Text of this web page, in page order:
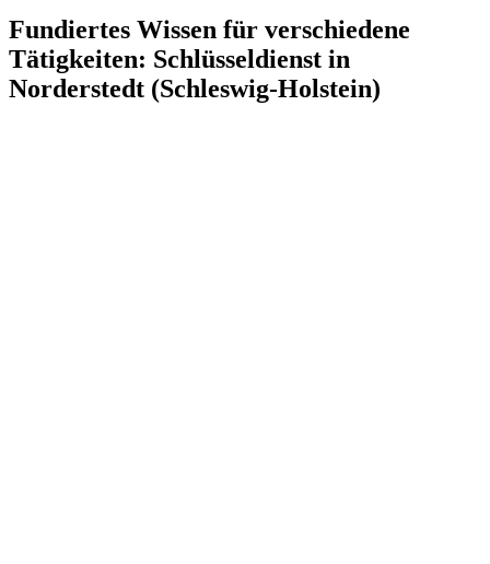
Fundiertes Wissen für verschiedene
Tätigkeiten: Schlüsseldienst in
Norderstedt (Schleswig-Holstein)